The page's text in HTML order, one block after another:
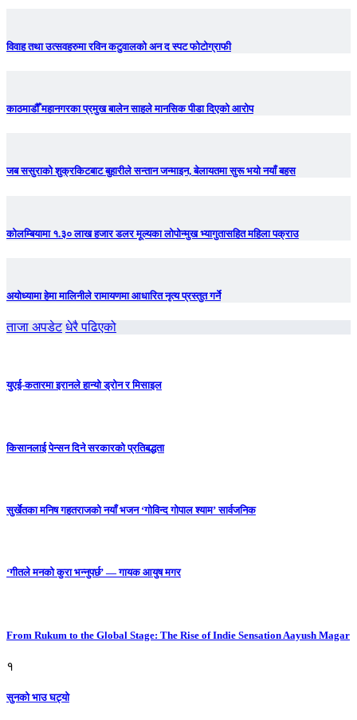
विवाह तथा उत्सवहरुमा रविन कटुवालको अन द स्पट फोटोग्राफी
काठमाडौँ महानगरका प्रमुख बालेन साहले मानसिक पीडा दिएको आरोप
जब ससुराको शुक्रकिटबाट बुहारीले सन्तान जन्माइन, बेलायतमा सुरू भयो नयाँ बहस
कोलम्बियामा १.३० लाख हजार डलर मूल्यका लोपोन्मुख भ्यागुतासहित महिला पक्राउ
अयोध्यामा हेमा मालिनीले रामायणमा आधारित नृत्य प्रस्तुत गर्ने
ताजा अपडेट धेरै पढिएको
युएई-कतारमा इरानले हान्यो ड्रोन र मिसाइल
किसानलाई पेन्सन दिने सरकारको प्रतिबद्धता
सुर्खेतका मनिष गहतराजको नयाँ भजन ‘गोविन्द गोपाल श्याम’ सार्वजनिक
‘गीतले मनको कुरा भन्नुपर्छ’ — गायक आयुष मगर
From Rukum to the Global Stage: The Rise of Indie Sensation Aayush Magar
१
सुनको भाउ घट्याे